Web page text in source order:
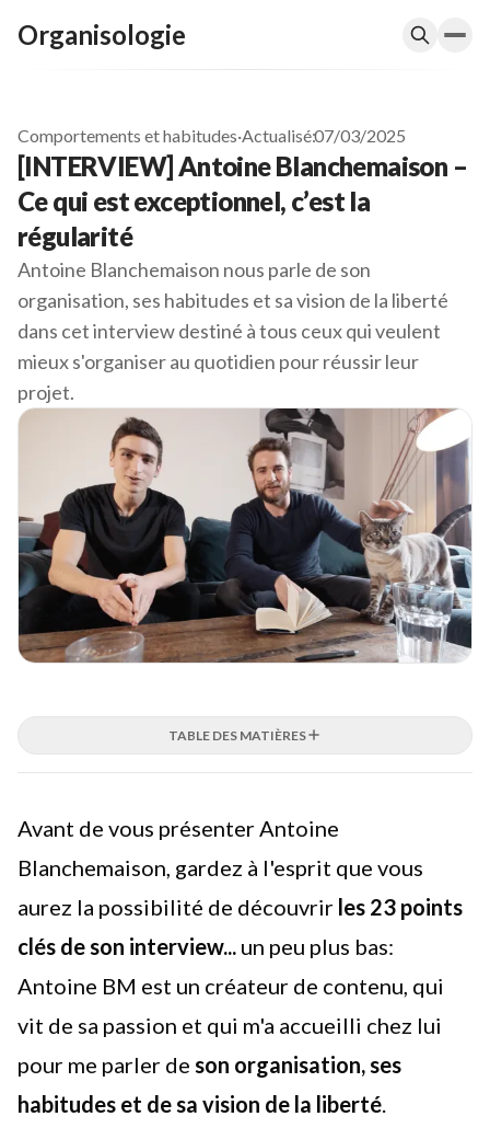
Organisologie
Comportements et habitudes·Actualisé:07/03/2025
[INTERVIEW] Antoine Blanchemaison –
Ce qui est exceptionnel, c’est la
régularité
Antoine Blanchemaison nous parle de son
organisation, ses habitudes et sa vision de la liberté
dans cet interview destiné à tous ceux qui veulent
mieux s'organiser au quotidien pour réussir leur
projet.
TABLE DES MATIÈRES
Avant de vous présenter Antoine
Blanchemaison, gardez à l'esprit que vous
aurez la possibilité de découvrir les 23 points
clés de son interview... un peu plus bas:
Antoine BM est un créateur de contenu, qui
vit de sa passion et qui m'a accueilli chez lui
pour me parler de son organisation, ses
habitudes et de sa vision de la liberté